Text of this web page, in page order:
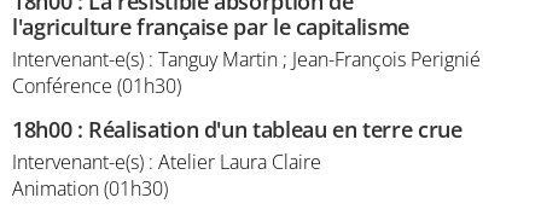
l'agriculture française par le capitalisme
Intervenant-e(s) : Tanguy Martin ; Jean-François Perignié
Conférence (01h30)
18h00: Réalisation d'un tableau en terre crue
Intervenant-e(s) : Atelier Laura Claire
Animation (01h30)